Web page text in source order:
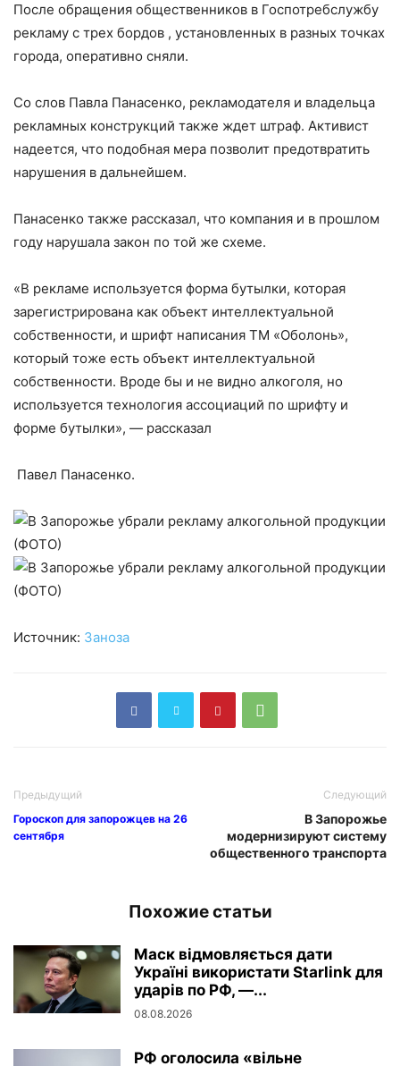
После обращения общественников в Госпотребслужбу
рекламу с трех бордов , установленных в разных точках
города, оперативно сняли.
Со слов Павла Панасенко, рекламодателя и владельца
рекламных конструкций также ждет штраф. Активист
надеется, что подобная мера позволит предотвратить
нарушения в дальнейшем.
Панасенко также рассказал, что компания и в прошлом
году нарушала закон по той же схеме.
«В рекламе используется форма бутылки, которая
зарегистрирована как объект интеллектуальной
собственности, и шрифт написания ТМ «Оболонь»,
который тоже есть объект интеллектуальной
собственности. Вроде бы и не видно алкоголя, но
используется технология ассоциаций по шрифту и
форме бутылки», — рассказал
Павел Панасенко.
Источник: Заноза
Предыдущий
Гороскоп для запорожцев на 26
сентября
Следующий
В Запорожье
модернизируют систему
общественного транспорта
Похожие статьи
Маск відмовляється дати
Україні використати Starlink для
ударів по РФ, —...
08.08.2026
РФ оголосила «вільне